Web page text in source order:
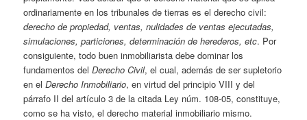
ordinariamente en los tribunales de tierras es el derecho civil:
derecho de propiedad, ventas, nulidades de ventas ejecutadas,
simulaciones, particiones, determinación de herederos, etc. Por
consiguiente, todo buen inmobiliarista debe dominar los
fundamentos delDerecho Civil, el cual, además de ser supletorio
en elDerecho Inmobiliario, en virtud del principio VIII y del
párrafo II del artículo 3 de la citada Ley núm. 108-05, constituye,
como se ha visto, el derecho material inmobiliario mismo.